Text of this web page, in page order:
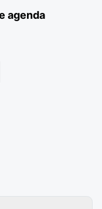
agenda